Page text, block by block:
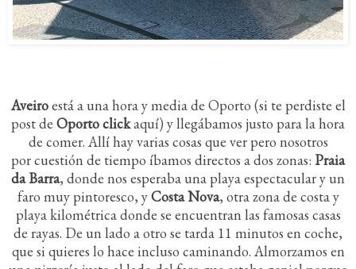
Aveiroestá a una hora y media de Oporto (si te perdiste el
post de Oporto clickaquí) y llegábamos justo para la hora
de comer. Allí hay varias cosas que ver pero nosotros
por cuestión de tiempo íbamos directos a dos zonas: Praia
da Barra, donde nos esperaba una playa espectacular y un
faro muy pintoresco, yCosta Nova, otra zona de costa y
playa kilométrica donde se encuentran las famosas casas
de rayas. De un lado a otro se tarda 11 minutos en coche,
que si quieres lo hace incluso caminando. Almorzamos en